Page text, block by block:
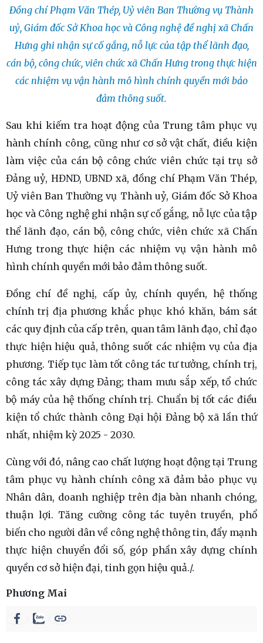
Đồng chí Phạm Văn Thép, Uỷ viên Ban Thường vụ Thành
uỷ, Giám đốc Sở Khoa học và Công nghệ đề nghị xã Chấn
Hưng ghi nhận sự cố gắng, nỗ lực của tập thể lãnh đạo,
cán bộ, công chức, viên chức xã Chấn Hưng trong thực hiện
các nhiệm vụ vận hành mô hình chính quyền mới bảo
đảm thông suốt.
Sau khi kiếm tra hoạt động của Trung tâm phục vụ
hành chính công, cũng như cơ sở vật chất, điều kiện
làm việc của cán bộ công chức viên chức tại trụ sở
Đảng uỷ, HĐND, UBND xã, đồng chí Phạm Văn Thép,
Uỷ viên Ban Thường vụ Thành uỷ, Giám đốc Sở Khoa
học và Công nghệ ghi nhận sự cố gắng, nỗ lực của tập
thể lãnh đạo, cán bộ, công chức, viên chức xã Chấn
Hưng trong thực hiện các nhiệm vụ vận hành mô
hình chính quyền mới bảo đảm thông suốt.
Đồng chí đề nghị, cấp ủy, chính quyền, hệ thống
chính trị địa phương khắc phục khó khăn, bám sát
các quy định của cấp trên, quan tâm lãnh đạo, chỉ đạo
thực hiện hiệu quả, thông suốt các nhiệm vụ của địa
phương. Tiếp tục làm tốt công tác tư tưởng, chính trị,
công tác xây dựng Đảng; tham mưu sắp xếp, tổ chức
bộ máy của hệ thống chính trị. Chuẩn bị tốt các điều
kiện tổ chức thành công Đại hội Đảng bộ xã lần thứ
nhất, nhiệm kỳ 2025 - 2030.
Cùng với đó, nâng cao chất lượng hoạt động tại Trung
tâm phục vụ hành chính công xã đảm bảo phục vụ
Nhân dân, doanh nghiệp trên địa bàn nhanh chóng,
thuận lợi. Tăng cường công tác tuyên truyền, phổ
biến cho người dân về công nghệ thông tin, đẩy mạnh
thực hiện chuyển đổi số, góp phần xây dựng chính
quyền cơ sở hiện đại, tinh gọn hiệu quả./.
Phương Mai